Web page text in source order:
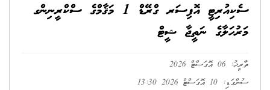
ސެކިއުރިޓީ އޮފިސަރ ގްރޭޑް 1 މަޤާމްގެ ސްކްރީނިންގ
މަރުހަލާގެ ނަތީޖާ ޝީޓް
ތާރީޚު: 06 އޮގަސްޓް 2026
ސުންގަޑި: 10 އޮގަސްޓް 2026 13:30